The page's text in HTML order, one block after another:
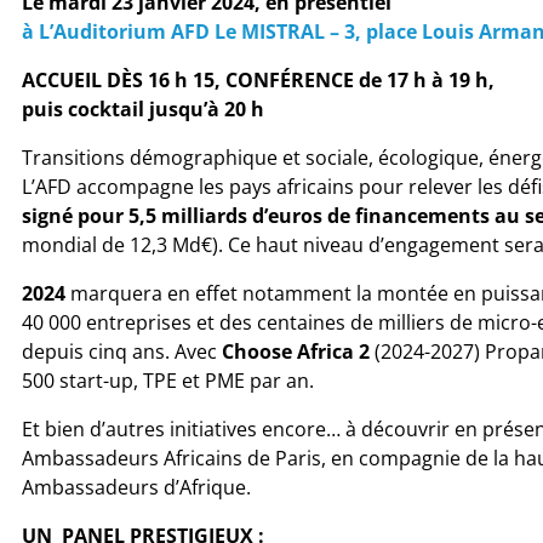
à L’Auditorium AFD Le MISTRAL –3, place Louis
ACCUEIL DÈS 16 h 15, CONFÉRENCE de 17 h à 19 h,
puis cocktail jusqu’à 20 h
Transitions démographique et sociale, écologique,
L’AFD accompagne les pays africains pour relever les
signé pour 5,5 milliards d’euros de financements au
mondial de 12,3 Md€). Ce haut niveau d’engagement
2024 marquera en effet notamment la montée en
40 000 entreprises et des centaines de milliers de
depuis cinq ans. Avec Choose Africa 2(2024-2027)
500 start-up, TPE et PME par an.
Et bien d’autres initiatives encore… à découvrir en
Ambassadeurs Africains de Paris, en compagnie de la
Ambassadeurs d’Afrique.
UN PANEL PRESTIGIEUX :